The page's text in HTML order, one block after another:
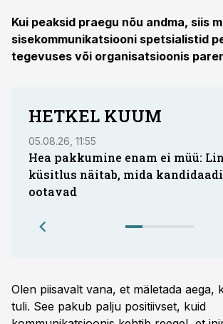
Kui peaksid praegu nõu andma, siis
sisekommunikatsiooni spetsialistid
tegevuses või organisatsioonis
HETKEL KUUM
05.08.26, 11:55
Hea pakkumine enam ei müü:
küsitlus näitab, mida
ootavad
Olen piisavalt vana, et mäletada aega,
tuli. See pakub palju positiivset, kuid